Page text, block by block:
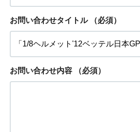
お問い合わせタイトル （必須）
お問い合わせ内容 （必須）